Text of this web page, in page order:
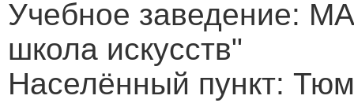
Учебное заведение:
школа искусств"
Населённый пункт: